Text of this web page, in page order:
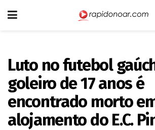
Luto no futebol
goleiro de 17 anos é
encontrado morto
alojamento do E.C.